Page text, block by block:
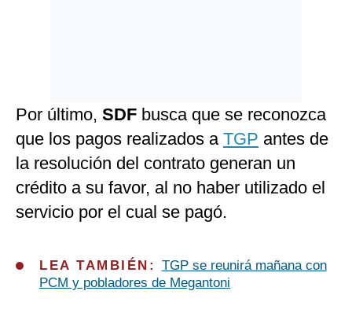
Por último, SDF busca que se reconozca
que los pagos realizados a TGP antes de
la resolución del contrato generan un
crédito a su favor, al no haber utilizado el
servicio por el cual se pagó.
LEA TAMBIÉN: TGP se reunirá mañana con
PCM y pobladores de Megantoni